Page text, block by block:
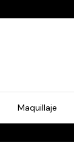
Maquillaje